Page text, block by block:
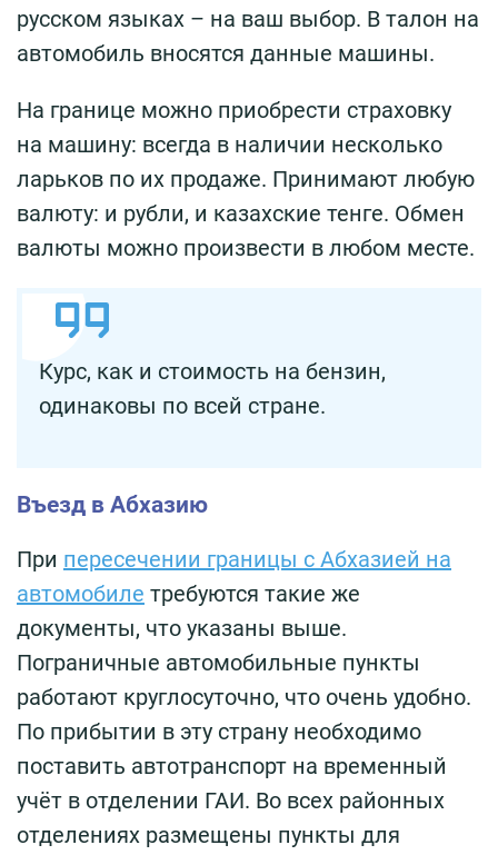
русском языках – на ваш выбор. В талон на
автомобиль вносятся данные машины.
На границе можно приобрести страховку
на машину: всегда в наличии несколько
ларьков по их продаже. Принимают любую
валюту: и рубли, и казахские тенге. Обмен
валюты можно произвести в любом месте.
Курс, как и стоимость на бензин,
одинаковы по всей стране.
Въезд в Абхазию
При пересечении границы с Абхазией на
автомобиле требуются такие же
документы, что указаны выше.
Пограничные автомобильные пункты
работают круглосуточно, что очень удобно.
По прибытии в эту страну необходимо
поставить автотранспорт на временный
учёт в отделении ГАИ. Во всех районных
отделениях размещены пункты для